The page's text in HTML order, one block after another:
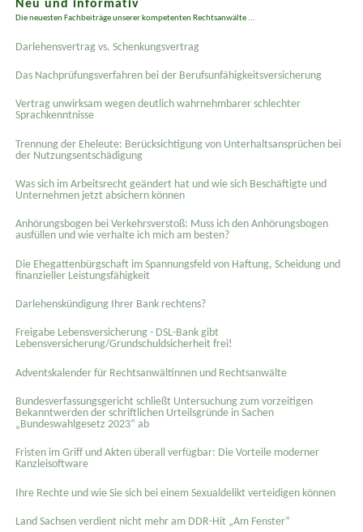
Neu und informativ
Die neuesten Fachbeiträge unserer kompetenten Rechtsanwälte ...
Darlehensvertrag vs. Schenkungsvertrag
Das Nachprüfungsverfahren bei der Berufsunfähigkeitsversicherung
Vertrag unwirksam wegen deutlich wahrnehmbarer schlechter
Sprachkenntnisse
Trennung der Eheleute: Berücksichtigung von Unterhaltsansprüchen bei
der Nutzungsentschädigung
Was sich im Arbeitsrecht geändert hat und wie sich Beschäftigte und
Unternehmen jetzt absichern können
Anhörungsbogen bei Verkehrsverstoß: Muss ich den Anhörungsbogen
ausfüllen und wie verhalte ich mich am besten?
Die Ehegattenbürgschaft im Spannungsfeld von Haftung, Scheidung und
finanzieller Leistungsfähigkeit
Darlehenskündigung Ihrer Bank rechtens?
Freigabe Lebensversicherung - DSL-Bank gibt
Lebensversicherung/Grundschuldsicherheit frei!
Adventskalender für Rechtsanwältinnen und Rechtsanwälte
Bundesverfassungsgericht schließt Untersuchung zum vorzeitigen
Bekanntwerden der schriftlichen Urteilsgründe in Sachen
„Bundeswahlgesetz 2023“ ab
Fristen im Griff und Akten überall verfügbar: Die Vorteile moderner
Kanzleisoftware
Ihre Rechte und wie Sie sich bei einem Sexual­delikt verteidigen können
Land Sachsen verdient nicht mehr am DDR-Hit „Am Fenster“